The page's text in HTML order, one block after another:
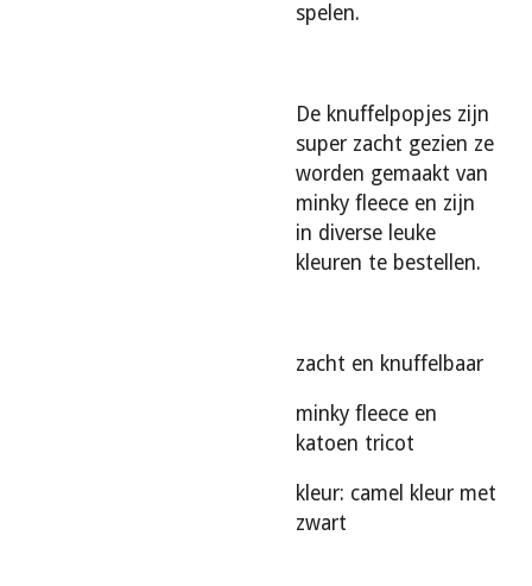
spelen.
De knuffelpopjes zijn
super zacht gezien ze
worden gemaakt van
minky fleece en zijn
in diverse leuke
kleuren te bestellen.
zacht en knuffelbaar
minky fleece en
katoen tricot
kleur: camel kleur met
zwart